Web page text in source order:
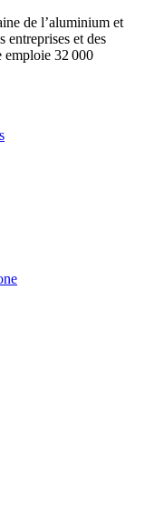
de l’aluminium et
entreprises et des
emploie 32 000